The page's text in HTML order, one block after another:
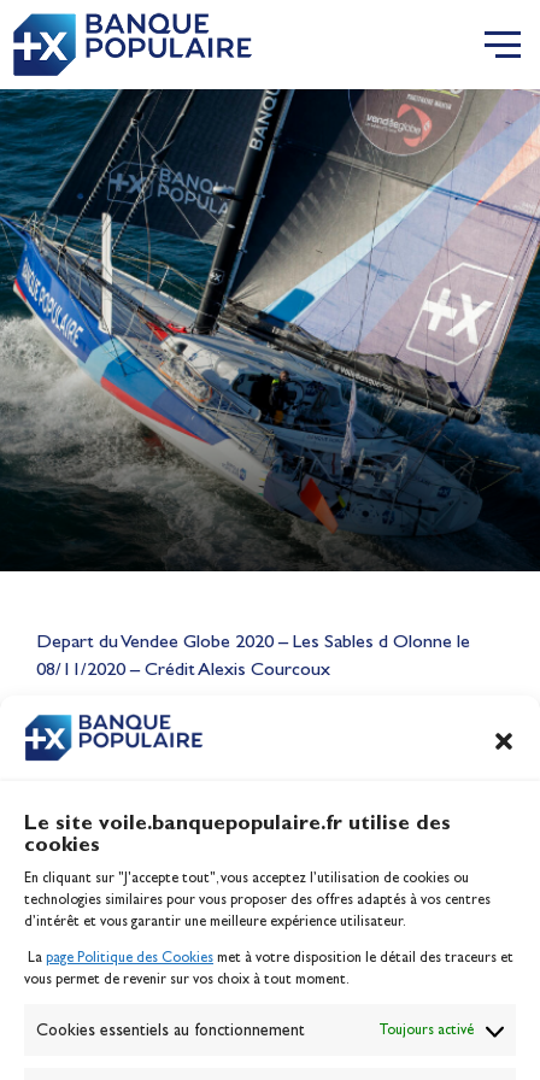
Le site voile.banquepopulaire.fr utilise des
cookies
En cliquant sur "J'accepte tout", vous acceptez l’utilisation de cookies ou
technologies similaires pour vous proposer des offres adaptés à vos centres
d’intérêt et vous garantir une meilleure expérience utilisateur.
La page Politique des Cookies met à votre disposition le détail des traceurs et
vous permet de revenir sur vos choix à tout moment.
Cookies essentiels au fonctionnement Toujours activé
Depart du Vendee Globe 2020 – Les Sables d Olonne le
08/11/2020 – Crédit Alexis Courcoux
CONTENU
Beach, sur le plan d'eau des
Jeux Olympiques 2028
Inscription serveur média
Contact
Politique des cookies
Banque de la voile